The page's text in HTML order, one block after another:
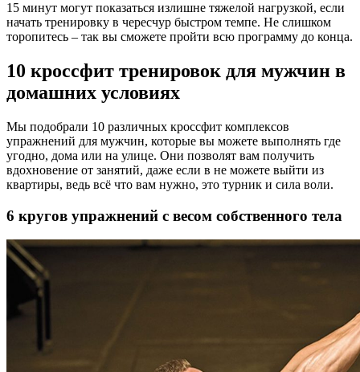
15 минут могут показаться излишне тяжелой нагрузкой, если
начать тренировку в чересчур быстром темпе. Не слишком
торопитесь – так вы сможете пройти всю программу до конца.
10 кроссфит тренировок для мужчин в
домашних условиях
Мы подобрали 10 различных кроссфит комплексов
упражнений для мужчин, которые вы можете выполнять где
угодно, дома или на улице. Они позволят вам получить
вдохновение от занятий, даже если в не можете выйти из
квартиры, ведь всё что вам нужно, это турник и сила воли.
6 кругов упражнений с весом собственного тела